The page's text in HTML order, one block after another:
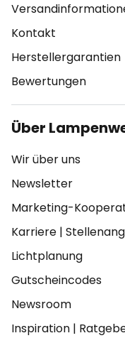
Kontakt
Herstellergarantien
Bewertungen
Über
Wir über uns
Newsletter
Marketing-
Karriere |
Lichtplanung
Gutscheincodes
Newsroom
Inspiration |